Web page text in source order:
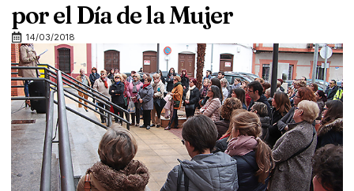
por el Día de la Mujer
14/03/2018